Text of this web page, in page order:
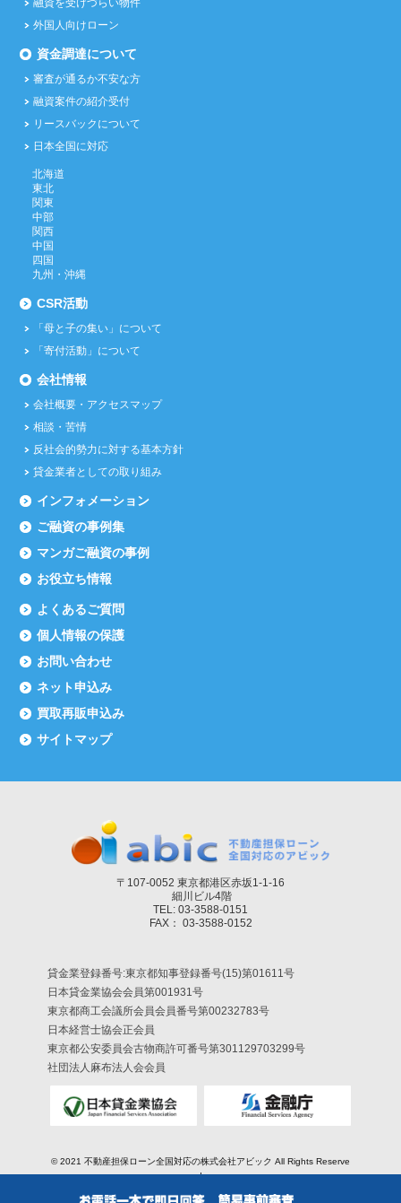
外国人向けローン
資金調達について
審査が通るか不安な方
融資案件の紹介受付
リースバックについて
日本全国に対応
北海道
東北
関東
中部
関西
中国
四国
九州・沖縄
CSR活動
「母と子の集い」について
「寄付活動」について
会社情報
会社概要・アクセスマップ
相談・苦情
反社会的勢力に対する基本方針
貸金業者としての取り組み
インフォメーション
ご融資の事例集
マンガご融資の事例
お役立ち情報
よくあるご質問
個人情報の保護
お問い合わせ
ネット申込み
買取再販申込み
サイトマップ
〒107-0052 東京都港区赤坂1-1-16
細川ビル4階
TEL: 03-3588-0151
FAX： 03-3588-0152
貸金業登録番号:東京都知事登録番号(15)第01611号
日本貸金業協会会員第001931号
東京都商工会議所会員会員番号第00232783号
日本経営士協会正会員
東京都公安委員会古物商許可番号第301129703299号
社団法人麻布法人会会員
© 2021 不動産担保ローン全国対応の株式会社アビック All Rights Reserve
d.